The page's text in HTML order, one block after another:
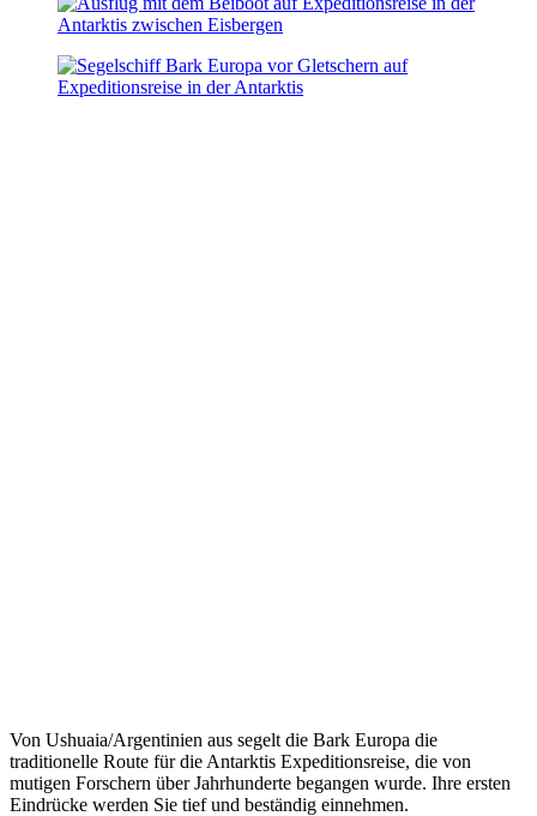
Von Ushuaia/Argentinien aus segelt die Bark Europa die
traditionelle Route für die Antarktis Expeditionsreise, die von
mutigen Forschern über Jahrhunderte begangen wurde. Ihre ersten
Eindrücke werden Sie tief und beständig einnehmen.